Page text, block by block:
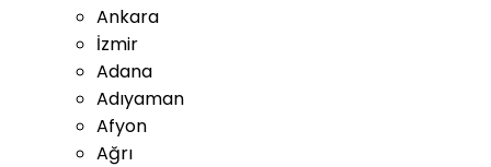
Ankara
İzmir
Adana
Adıyaman
Afyon
Ağrı